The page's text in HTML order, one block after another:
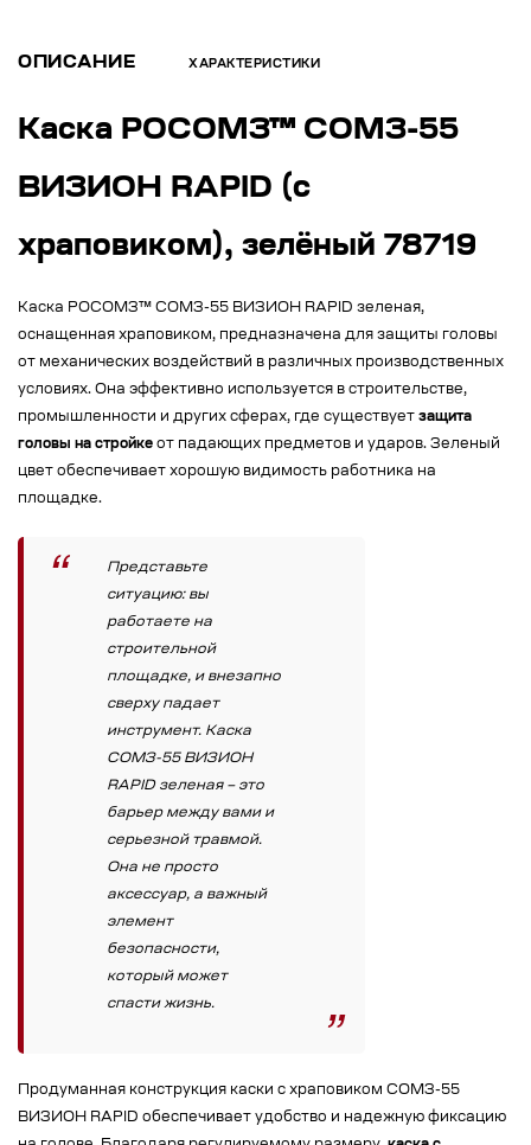
ОПИСАНИЕ ХАРАКТЕРИСТИКИ
Каска РОСОМЗ™ СОМЗ-55
ВИЗИОН RAPID (с
храповиком), зелёный 78719
Каска РОСОМЗ™ СОМЗ-55 ВИЗИОН RAPID зеленая,
оснащенная храповиком, предназначена для защиты головы
от механических воздействий в различных производственных
условиях. Она эффективно используется в строительстве,
промышленности и других сферах, где существует защита
головы на стройке от падающих предметов и ударов. Зеленый
цвет обеспечивает хорошую видимость работника на
площадке.
Представьте
ситуацию: вы
работаете на
строительной
площадке, и внезапно
сверху падает
инструмент. Каска
СОМЗ-55 ВИЗИОН
RAPID зеленая – это
барьер между вами и
серьезной травмой.
Она не просто
аксессуар, а важный
элемент
безопасности,
который может
спасти жизнь.
Продуманная конструкция каски с храповиком СОМЗ-55
ВИЗИОН RAPID обеспечивает удобство и надежную фиксацию